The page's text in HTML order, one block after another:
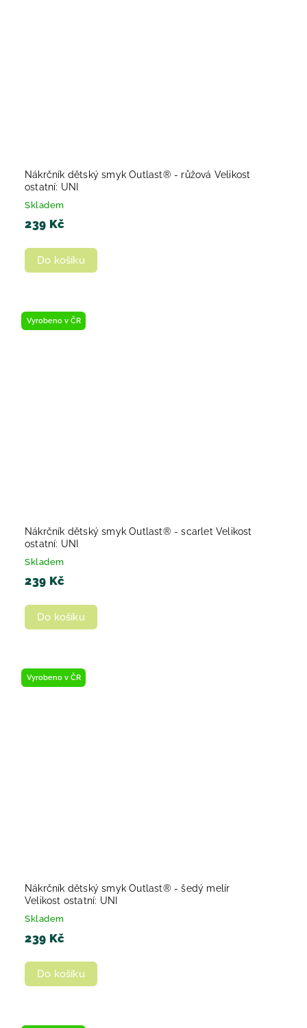
Nákrčník dětský smyk Outlast® - růžová Velikost
ostatní: UNI
Skladem
239 Kč
Do košíku
Vyrobeno v ČR
Nákrčník dětský smyk Outlast® - scarlet Velikost
ostatní: UNI
Skladem
239 Kč
Do košíku
Vyrobeno v ČR
Nákrčník dětský smyk Outlast® - šedý melír
Velikost ostatní: UNI
Skladem
239 Kč
Do košíku